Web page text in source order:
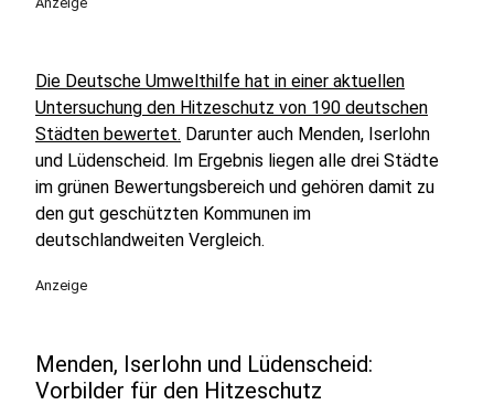
Die Deutsche Umwelthilfe hat in einer aktuellen
Untersuchung den Hitzeschutz von 190 deutschen
Städten bewertet. Darunter auch Menden, Iserlohn
und Lüdenscheid. Im Ergebnis liegen alle drei Städte
im grünen Bewertungsbereich und gehören damit zu
den gut geschützten Kommunen im
deutschlandweiten Vergleich.
Anzeige
Menden, Iserlohn und Lüdenscheid:
Vorbilder für den Hitzeschutz